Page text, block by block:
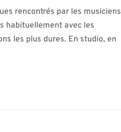
rencontrés par les musiciens
habituellement avec les
les plus dures. En studio, en